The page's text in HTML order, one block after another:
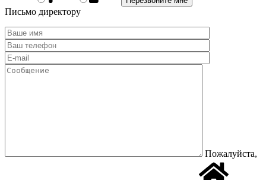
Письмо директору
Пожалуйста,